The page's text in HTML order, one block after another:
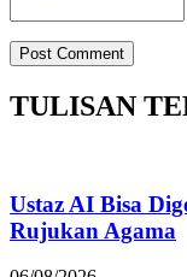
TULISAN
Ustaz AI Bisa
Rujukan Agama